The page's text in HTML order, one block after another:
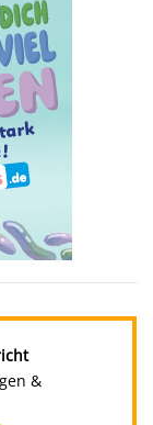
&